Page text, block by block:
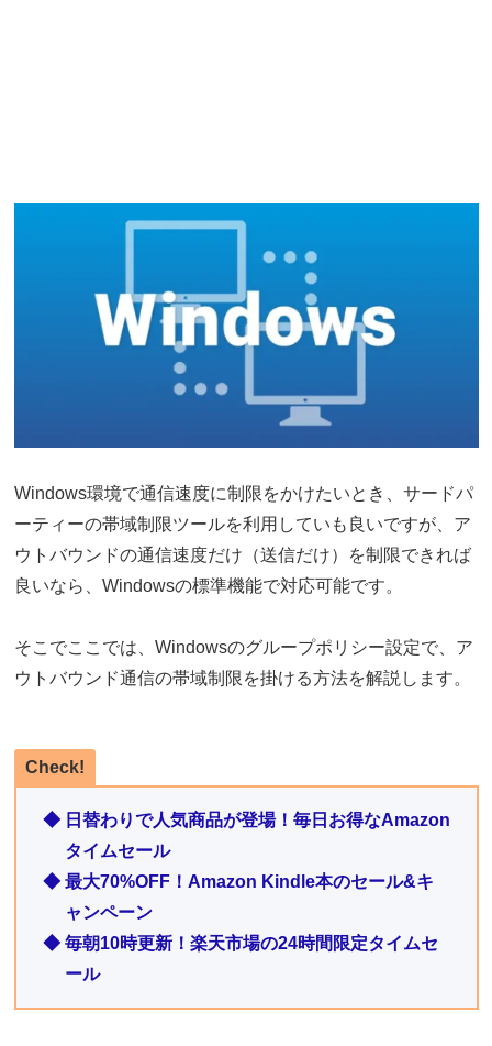
Windows環境で通信速度に制限をかけたいとき、サードパ
ーティーの帯域制限ツールを利用していも良いですが、ア
ウトバウンドの通信速度だけ（送信だけ）を制限できれば
良いなら、Windowsの標準機能で対応可能です。
そこでここでは、Windowsのグループポリシー設定で、ア
ウトバウンド通信の帯域制限を掛ける方法を解説します。
Check!
◆ 日替わりで人気商品が登場！毎日お得なAmazon
タイムセール
◆ 最大70%OFF！Amazon Kindle本のセール&キ
ャンペーン
◆ 毎朝10時更新！楽天市場の24時間限定タイムセ
ール